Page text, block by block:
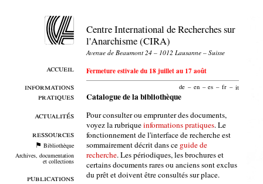
accueil
informations
pratiques
actualités
ressources
Bibliothèque
Archives, documentation
et collections
publications
Centre International de Recherches sur
l'Anarchisme (CIRA)
Avenue de Beaumont 24 – 1012 Lausanne – Suisse
Fermeture estivale du 18 juillet au 17 août
de – en – es – fr – it
Catalogue de la bibliothèque
Pour consulter ou emprunter des documents,
voyez la rubriqueinformations pratiques. Le
fonctionnement de l'interface de recherche est
sommairement décrit dans ce guide de
recherche. Les périodiques, les brochures et
certains documents rares ou anciens sont exclus
du prêt et doivent être consultés sur place.